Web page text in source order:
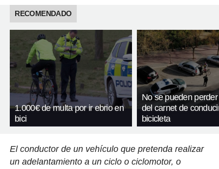
RECOMENDADO
1.000€ de multa por ir ebrio en
bici
No se pueden
del carnet de
bicicleta
El conductor de un vehículo que pretenda realizar
un adelantamiento a un ciclo o ciclomotor, o